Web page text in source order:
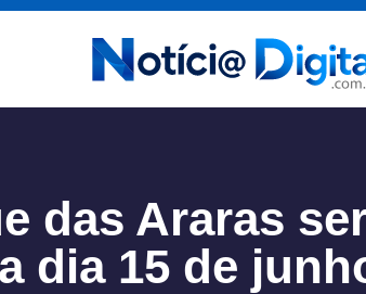
das Araras
dia 15 de